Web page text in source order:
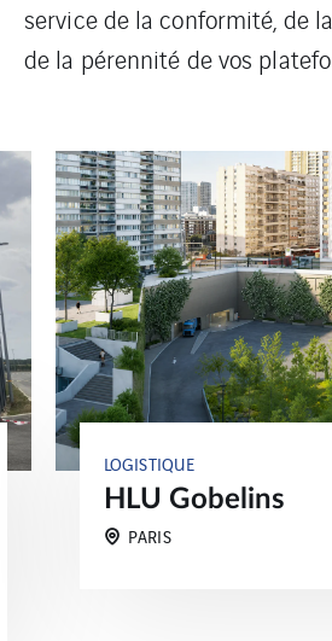
service de la conformité, de
de la pérennité de vos
LOGISTIQUE
HLU Gobelins
PARIS